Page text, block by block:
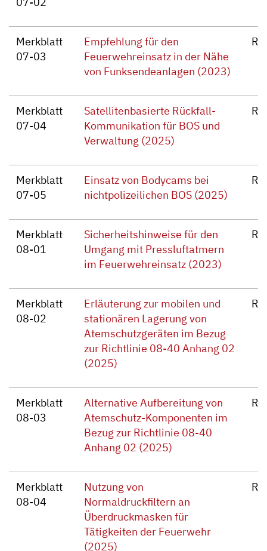
Merkblatt
07-03
Empfehlung für den
Feuerwehreinsatz in der Nähe
von Funksendeanlagen (2023)
Merkblatt
07-04
Satellitenbasierte Rückfall-
Kommunikation für BOS und
Verwaltung (2025)
Merkblatt
07-05
Einsatz von Bodycams bei
nichtpolizeilichen BOS (2025)
Merkblatt
08-01
Sicherheitshinweise für den
Umgang mit Pressluftatmern
im Feuerwehreinsatz (2023)
Merkblatt
08-02
Erläuterung zur mobilen und
stationären Lagerung von
Atemschutzgeräten im Bezug
zur Richtlinie 08-40 Anhang 02
(2025)
Merkblatt
08-03
Alternative Aufbereitung von
Atemschutz-Komponenten im
Bezug zur Richtlinie 08-40
Anhang 02 (2025)
Merkblatt
08-04
Nutzung von
Normaldruckfiltern an
Überdruckmasken für
Tätigkeiten der Feuerwehr
(2025)